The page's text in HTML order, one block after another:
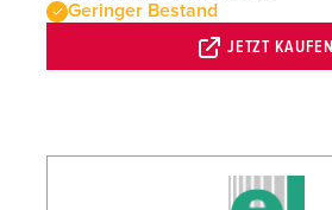
Geringer Bestand
JETZT KAUFEN